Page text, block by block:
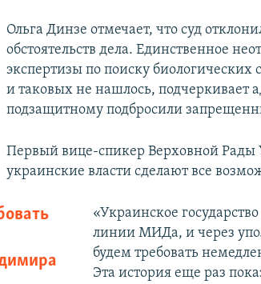
Ольга Динзе отмечает, что суд
обстоятельств дела. Единственное
экспертизы по поиску биологических
и таковых не нашлось, подчеркивает
подзащитному подбросили
Первый вице-спикер Верховной
украинские власти сделают все
«Украинское
линии МИДа, и через
будем требовать
Эта история еще раз